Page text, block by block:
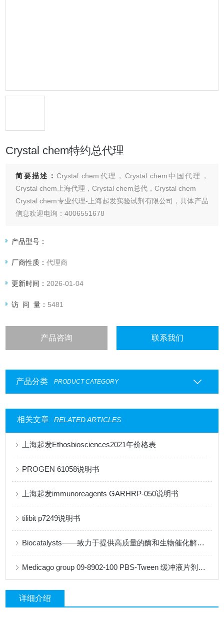
Crystal chem特约总代理
简要描述： Crystal chem代理，Crystal chem中国代理，
Crystal chem上海代理，Crystal chem总代，Crystal chem
Crystal chem专业代理-上海起发实验试剂有限公司，具体产品
信息欢迎电询：4006551678
产品型号：
厂商性质：代理商
更新时间： 2026-01-04
访 问 量： 5481
产品咨询 联系我们
产品分类 PRODUCT CATEGORY
相关文章 RELATED ARTICLES
上海起发Ethosbiosciences2021年价格表
PROGEN 61058说明书
上海起发immunoreagents GARHRP-050说明书
tilibit p7249说明书
Biocatalysts——致力于提供高质量的酶和生物催化解决方案
Medicago group 09-8902-100 PBS-Tween 缓冲液片剂说明书
详细介绍